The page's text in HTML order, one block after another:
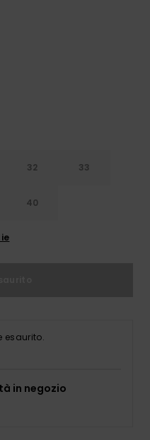
32 33
40
esaurito.
in negozio